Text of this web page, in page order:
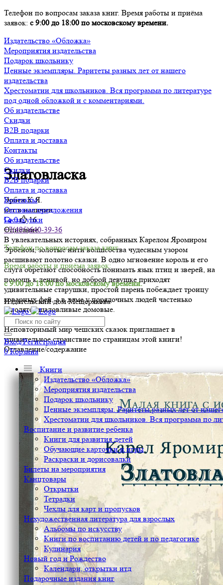
Телефон по вопросам заказа книг. Время работы и приёма
заявок: с 9:00 до 18:00 по московскому времени.
Издательство «Обложка»
Мероприятия издательства
Подарок школьнику
Ценные экземпляры. Раритеты разных лет от нашего
издательства
Хрестоматии для школьников. Вся программа по литературе
под одной обложкой и с комментариями.
Об издательстве
Скидки
B2B подарки
Оплата и доставка
Контакты
Об издательстве
Скидки
B2B подарки
Оплата и доставка
Контакты
Оптовые предложения
Госзакупки
+7(495)640-39-36
Телефон по вопросам заказа книг.
Время работы и приёма заявок:
с 9:00 до 18:00 по московскому времени.
Издательский дом Мещерякова
Вход/Регистрация
0 Корзина
Книги
Издательство «Обложка»
Мероприятия издательства
Подарок школьнику
Ценные экземпляры. Раритеты разных лет от
Хрестоматии для школьников. Вся программа по
Воспитание и развитие ребенка
Книги для развития детей
Обучающие карточки и игры
Раскраски и дорисовалки
Билеты на мероприятия
Канцтовары
Открытки
Тетрадки
Чехлы для карт и пропусков
Нехудожественная литература для взрослых
Альбомы по искусству
Книги по воспитанию детей и по педагогике
Кулинария
Новый год и Рождество
Календари, открытки итд
Подарочные издания книг
Златовласка
Эрбен К.Я.
нет в наличии
0
16
Описание
В увлекательных историях, собранных Карелом Яромиром
Эрбеном, золотые нити волшебства чудесным узором
расшивают полотно сказки. В одно мгновение король и его
слуга обретают способность понимать язык птиц и зверей, на
помощь к ленивой, но доброй девушке приходят
удивительные старушки, простой парень побеждает троицу
коварных фей, а в доме у порядочных людей частенько
заводятся шаловливые домовые.
Неповторимый мир чешских сказок приглашает в
удивительное странствие по страницам этой книги!
Оглавление/содержание